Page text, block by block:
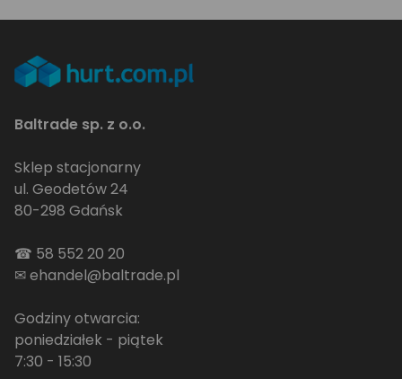
Baltrade sp. z o.o.
Sklep stacjonarny
ul. Geodetów 24
80-298 Gdańsk
☎ 58 552 20 20
✉ehandel@baltrade.pl
Godziny otwarcia:
poniedziałek - piątek
7:30 - 15:30